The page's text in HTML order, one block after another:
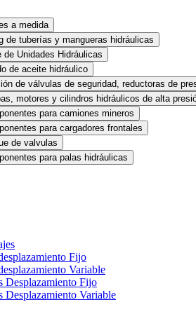
a medida
de tuberías y mangueras hidráulicas
Unidades Hidráulicas
de aceite hidráulico
de válvulas de seguridad, reductoras de
motores y cilindros hidráulicos de alta
para camiones mineros
para cargadores frontales
de valvulas
para palas hidráulicas
Fijo
Variable
Desplazamiento Fijo
Desplazamiento Variable